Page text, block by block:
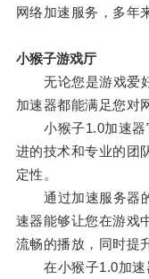
网络加速服务，多年
小猴子游戏厅
无论您是游戏爱好
加速器都能满足您对
小猴子1.0加速器
进的技术和专业的团
定性。
通过加速服务器的
速器能够让您在游戏
流畅的播放，同时提
在小猴子1.0加速